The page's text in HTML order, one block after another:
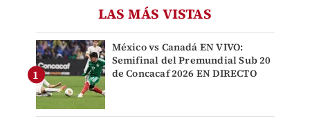
LAS MÁS VISTAS
México vs Canadá EN VIVO:
Semifinal del Premundial Sub 20
de Concacaf 2026 EN DIRECTO